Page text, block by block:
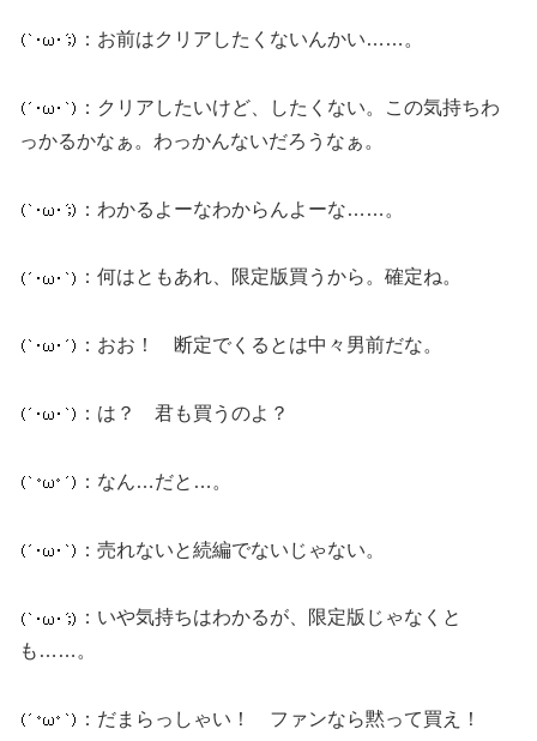
：お前はクリアしたくないんかい……。
：クリアしたいけど、したくない。この気持ちわ
っかるかなぁ。わっかんないだろうなぁ。
：わかるよーなわからんよーな……。
：何はともあれ、限定版買うから。確定ね。
：おお！ 断定でくるとは中々男前だな。
：は？ 君も買うのよ？
：なん…だと…。
：売れないと続編でないじゃない。
：いや気持ちはわかるが、限定版じゃなくと
も……。
：だまらっしゃい！ ファンなら黙って買え！